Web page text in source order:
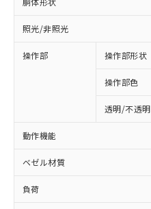
照光/非照光
操作部 操作部形状
操作部色
透明/不透明
動作機能
ベゼル材質
負荷